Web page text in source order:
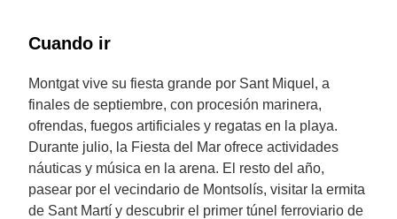
Cuando ir
Montgat vive su fiesta grande por Sant Miquel, a
finales de septiembre, con procesión marinera,
ofrendas, fuegos artificiales y regatas en la playa.
Durante julio, la Fiesta del Mar ofrece actividades
náuticas y música en la arena. El resto del año,
pasear por el vecindario de Montsolís, visitar la ermita
de Sant Martí y descubrir el primer túnel ferroviario de